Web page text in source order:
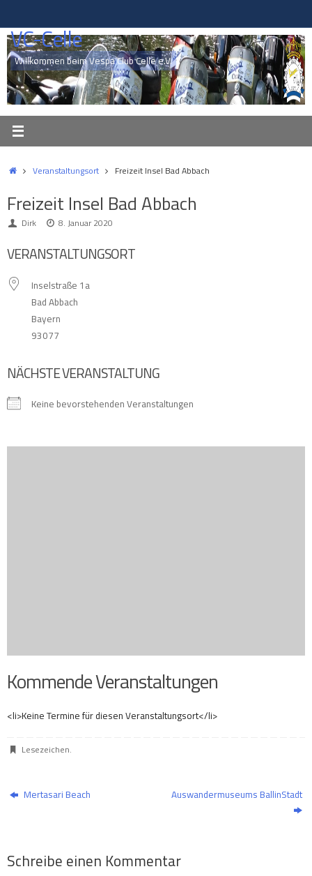
springen
VC-Celle
Willkommen beim Vespa Club Celle e.V.
StartVeranstaltungsort Freizeit Insel Bad Abbach
Freizeit Insel Bad Abbach
Dirk 8. Januar 2020
VERANSTALTUNGSORT
Inselstraße 1a
Bad Abbach
Bayern
93077
NÄCHSTE VERANSTALTUNG
Keine bevorstehenden Veranstaltungen
Kommende Veranstaltungen
<li>Keine Termine für diesen Veranstaltungsort</li>
Lesezeichen.
Mertasari Beach Auswandermuseums BallinStadt
Schreibe einen Kommentar